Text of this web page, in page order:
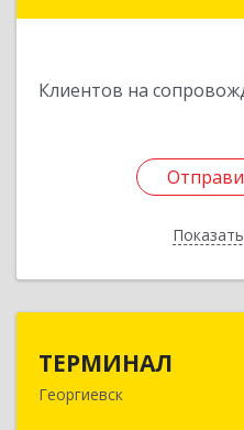
Клиентов на
ТЕРМИНАЛ
Георгиевск
357820,